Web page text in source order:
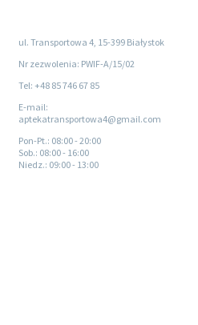
ul. Transportowa 4, 15-399 Białystok
Nr zezwolenia: PWIF-A/15/02
Tel: +48 85 746 67 85
E-mail:
aptekatransportowa4@gmail.com
Pon-Pt.: 08:00 - 20:00
Sob.: 08:00 - 16:00
Niedz.: 09:00 - 13:00